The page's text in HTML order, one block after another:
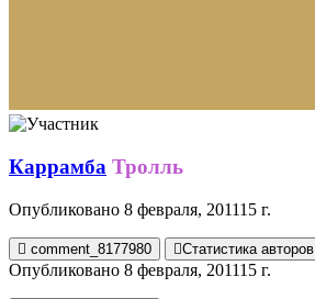
Каррамба Тролль
Опубликовано 8 февраля, 201115 г.
comment_8177980 Статистика авторов
Опубликовано 8 февраля, 201115 г.